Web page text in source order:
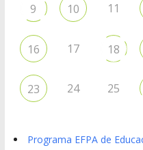
9 10 11
16 17 18
23 24 25
Programa EFPA de